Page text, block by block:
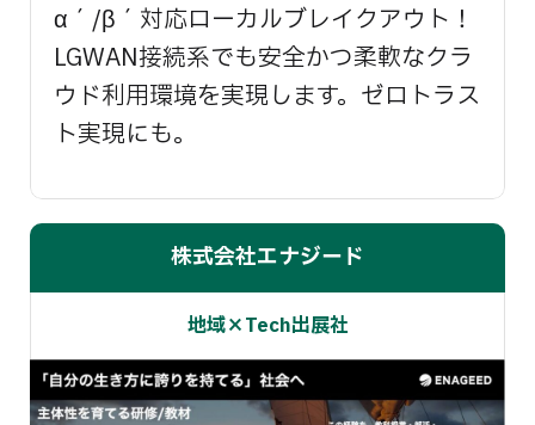
α´/β´対応ローカルブレイクアウト！
LGWAN接続系でも安全かつ柔軟なクラ
ウド利用環境を実現します。ゼロトラス
ト実現にも。
株式会社エナジード
地域×Tech出展社